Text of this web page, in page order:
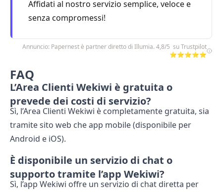
Affidati al nostro servizio semplice, veloce e
senza compromessi!
Annuncio: Papernest è partner diretto di Illumia. 4,8/5 su Trustpilot
⭐⭐⭐⭐⭐
FAQ
L’Area Clienti Wekiwi è gratuita o
prevede dei costi di servizio?
Sì, l’Area Clienti Wekiwi è completamente gratuita, sia
tramite sito web che app mobile (disponibile per
Android e iOS).
È disponibile un servizio di chat o
supporto tramite l’app Wekiwi?
Sì, l’app Wekiwi offre un servizio di chat diretta per